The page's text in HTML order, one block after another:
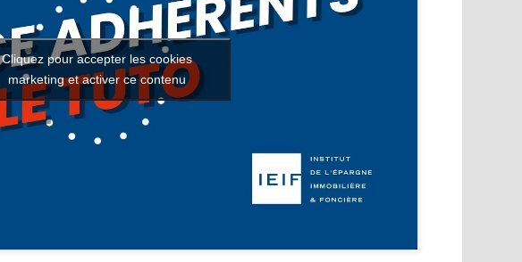
Cliquez pour accepter les cookies
marketing et activer ce contenu